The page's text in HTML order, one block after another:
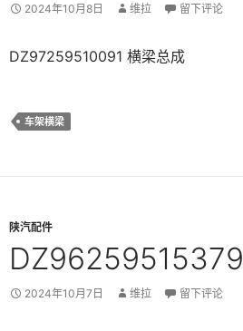
2024年10月8日 维拉 留下评论
DZ97259510091 横梁总成
车架横梁
陕汽配件
DZ96259515379
2024年10月7日 维拉 留下评论